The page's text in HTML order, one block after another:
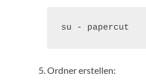
su - papercut
Ordner erstellen: